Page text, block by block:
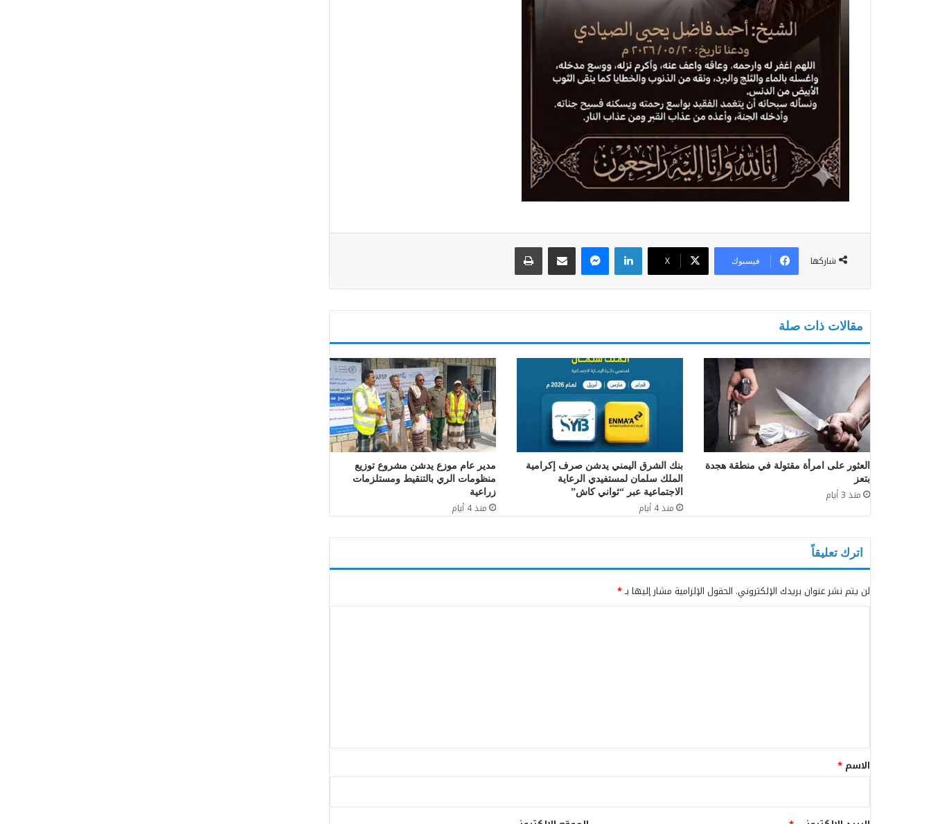
شاركها فيسبوك X
لينكدإن ماسنجر مشاركة عبر البريد طباعة
مقالات ذات صلة
العثور على امرأة مقتولة في منطقة هجدة
بتعز
منذ 3 أيام
بنك الشرق اليمني يدشن صرف إكرامية
الملك سلمان لمستفيدي الرعاية
الاجتماعية عبر “ثواني كاش”
منذ 4 أيام
مدير عام موزع يدشن مشروع توزيع
منظومات الري بالتنقيط ومستلزمات
زراعية
منذ 4 أيام
اترك تعليقاً
لن يتم نشر عنوان بريدك الإلكتروني. الحقول الإلزامية مشار إليها بـ*
*
الاسم *